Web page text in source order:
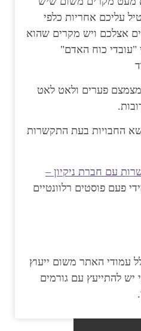
עליכם אחריות כלפי
אצלכם ויש מקרים שהוא
"עובדי כוח האדם"
פערים ולאט לאט
החבויות בעת התקשרות
עם חברת ניקיון –
פעם פוסטים רלוונטיים
עמודי האתר משום ייעוץ
יש להתייעץ עם גורמים